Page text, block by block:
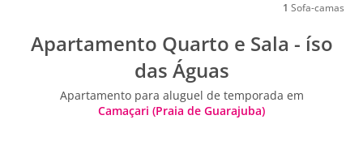
1 Sofa-camas
Apartamento Quarto e Sala - íso
das Águas
Apartamento para aluguel de temporada em
Camaçari (Praia de Guarajuba)